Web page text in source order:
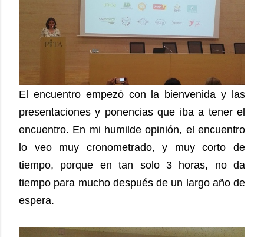
El encuentro empezó con la bienvenida y las
presentaciones y ponencias que iba a tener el
encuentro. En mi humilde opinión, el encuentro
lo veo muy cronometrado, y muy corto de
tiempo, porque en tan solo 3 horas, no da
tiempo para mucho después de un largo año de
espera.